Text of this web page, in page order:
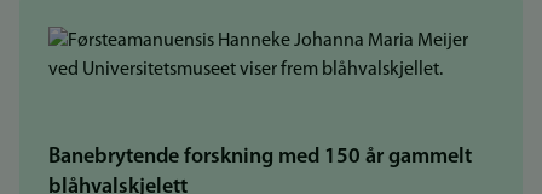
Banebrytende forskning med 150 år gammelt
blåhvalskjelett